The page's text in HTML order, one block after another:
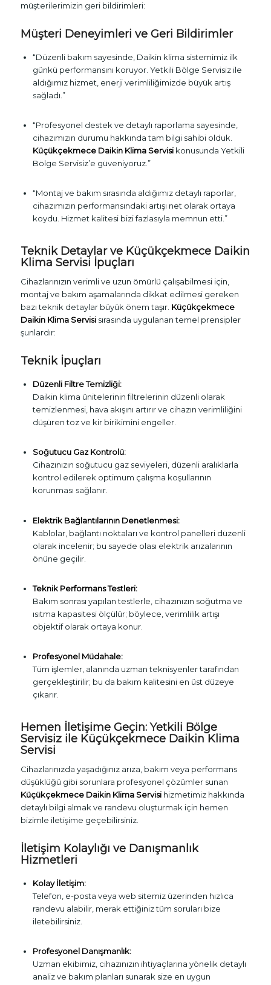
müşterilerimizin geri bildirimleri:
Müşteri Deneyimleri ve Geri Bildirimler
“Düzenli bakım sayesinde, Daikin klima sistemimiz ilk
günkü performansını koruyor. Yetkili Bölge Servisiz ile
aldığımız hizmet, enerji verimliliğimizde büyük artış
sağladı.”
“Profesyonel destek ve detaylı raporlama sayesinde,
cihazımızın durumu hakkında tam bilgi sahibi olduk.
Küçükçekmece Daikin Klima Servisikonusunda Yetkili
Bölge Servisiz’e güveniyoruz.”
“Montaj ve bakım sırasında aldığımız detaylı raporlar,
cihazımızın performansındaki artışı net olarak ortaya
koydu. Hizmet kalitesi bizi fazlasıyla memnun etti.”
Teknik Detaylar ve Küçükçekmece Daikin
Klima Servisi İpuçları
Cihazlarınızın verimli ve uzun ömürlü çalışabilmesi için,
montaj ve bakım aşamalarında dikkat edilmesi gereken
bazı teknik detaylar büyük önem taşır. Küçükçekmece
Daikin Klima Servisisırasında uygulanan temel prensipler
şunlardır:
Teknik İpuçları
Düzenli Filtre Temizliği:
Daikin klima ünitelerinin filtrelerinin düzenli olarak
temizlenmesi, hava akışını artırır ve cihazın verimliliğini
düşüren toz ve kir birikimini engeller.
Soğutucu Gaz Kontrolü:
Cihazınızın soğutucu gaz seviyeleri, düzenli aralıklarla
kontrol edilerek optimum çalışma koşullarının
korunması sağlanır.
Elektrik Bağlantılarının Denetlenmesi:
Kablolar, bağlantı noktaları ve kontrol panelleri düzenli
olarak incelenir; bu sayede olası elektrik arızalarının
önüne geçilir.
Teknik Performans Testleri:
Bakım sonrası yapılan testlerle, cihazınızın soğutma ve
ısıtma kapasitesi ölçülür; böylece, verimlilik artışı
objektif olarak ortaya konur.
Profesyonel Müdahale:
Tüm işlemler, alanında uzman teknisyenler tarafından
gerçekleştirilir; bu da bakım kalitesini en üst düzeye
çıkarır.
Hemen İletişime Geçin: Yetkili Bölge
Servisiz ile Küçükçekmece Daikin Klima
Servisi
Cihazlarınızda yaşadığınız arıza, bakım veya performans
düşüklüğü gibi sorunlara profesyonel çözümler sunan
Küçükçekmece Daikin Klima Servisihizmetimiz hakkında
detaylı bilgi almak ve randevu oluşturmak için hemen
bizimle iletişime geçebilirsiniz.
İletişim Kolaylığı ve Danışmanlık
Hizmetleri
Kolay İletişim:
Telefon, e-posta veya web sitemiz üzerinden hızlıca
randevu alabilir, merak ettiğiniz tüm soruları bize
iletebilirsiniz.
Profesyonel Danışmanlık:
Uzman ekibimiz, cihazınızın ihtiyaçlarına yönelik detaylı
analiz ve bakım planları sunarak size en uygun